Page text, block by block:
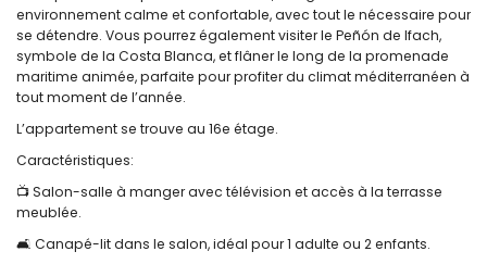
environnement calme et confortable, avec tout le nécessaire pour
se détendre. Vous pourrez également visiter le Peñón de Ifach,
symbole de la Costa Blanca, et flâner le long de la promenade
maritime animée, parfaite pour profiter du climat méditerranéen à
tout moment de l’année.
L’appartement se trouve au 16e étage.
Caractéristiques:
📺 Salon-salle à manger avec télévision et accès à la terrasse
meublée.
🛋️ Canapé-lit dans le salon, idéal pour 1 adulte ou 2 enfants.